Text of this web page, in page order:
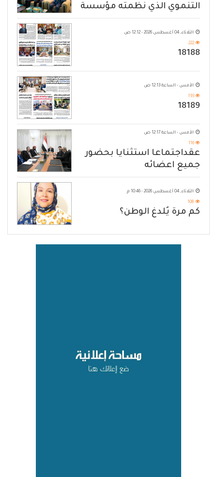
التنموي الذي نظمته مؤسسة
حضرموت
الثلاثاء, 04 أغسطس 2026 - 12:12 ص
222
18188
الأمس - الساعة 12:13 ص
193
18189
الأمس - الساعة 12:17 ص
116
عقداجتماعا استثنايا بحضور
جميع اعضائه
الثلاثاء, 04 أغسطس 2026 - 10:46 م
108
كم مرة يُلدغ الوطن؟